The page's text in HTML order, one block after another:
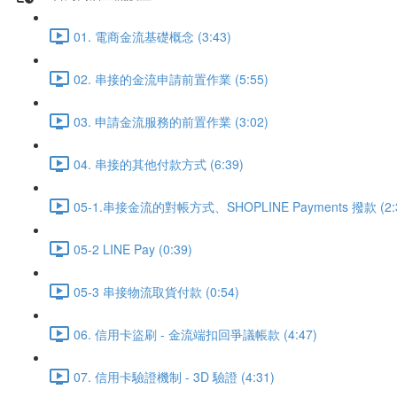
01. 電商金流基礎概念 (3:43)
02. 串接的金流申請前置作業 (5:55)
03. 申請金流服務的前置作業 (3:02)
04. 串接的其他付款方式 (6:39)
05-1.串接金流的對帳方式、SHOPLINE Payments 撥款
05-2 LINE Pay (0:39)
05-3 串接物流取貨付款 (0:54)
06. 信用卡盜刷 - 金流端扣回爭議帳款 (4:47)
07. 信用卡驗證機制 - 3D 驗證 (4:31)